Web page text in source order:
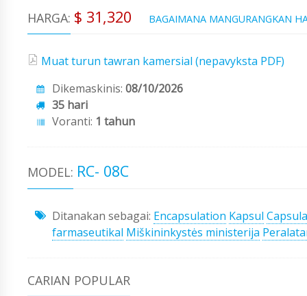
HARGA: $ 31,320 BAGAIMANA MANGURANGKAN
Muat turun tawran kamersial (nepavyksta PDF)
Dikemaskinis: 08/10/2026
35 hari
Voranti: 1 tahun
MODEL: RC- 08C
Ditanakan sebagai: Encapsulation Kapsul
farmaseutikal Miškininkystės ministerija
CARIAN POPULAR